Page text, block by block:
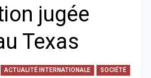
jugée
Texas
ACTUALITÉ INTERNATIONALE SOCIÉTÉ